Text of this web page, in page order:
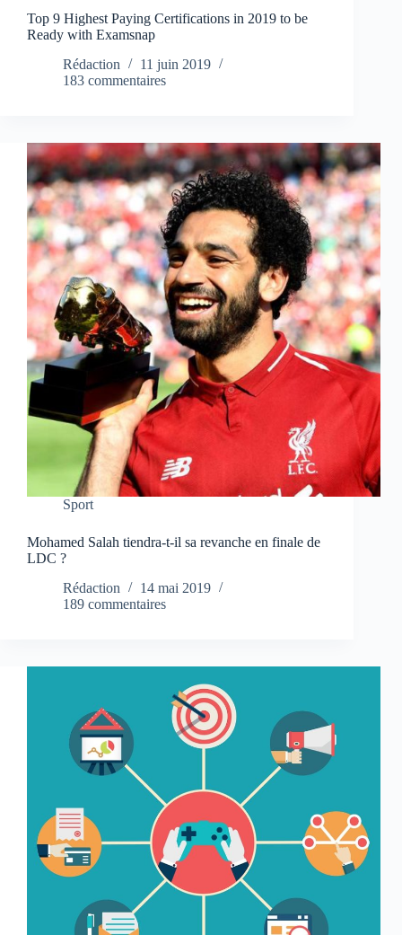
Top 9 Highest Paying Certifications in 2019 to be
Ready with Examsnap
Rédaction
11 juin 2019
183 commentaires
Sport
Mohamed Salah tiendra-t-il sa revanche en finale de
LDC ?
Rédaction
14 mai 2019
189 commentaires